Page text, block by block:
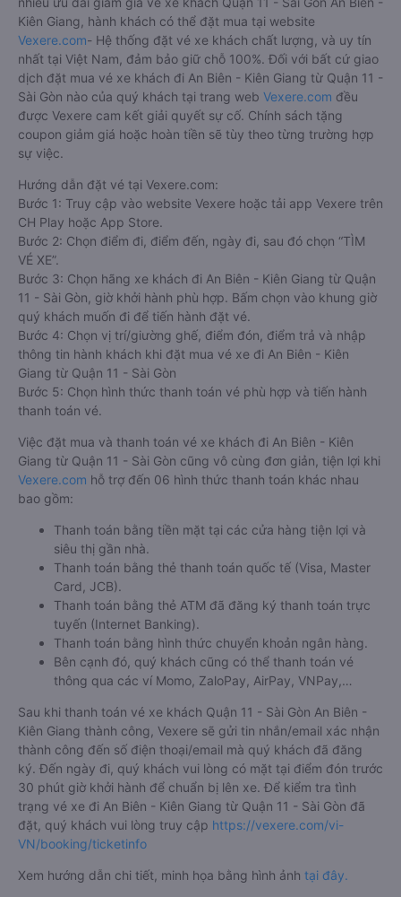
Kiên Giang, hành khách có thể đặt mua tại website
Vexere.com- Hệ thống đặt vé xe khách chất lượng, và uy tín
nhất tại Việt Nam, đảm bảo giữ chỗ 100%. Đối với bất cứ giao
dịch đặt mua vé xe khách đi An Biên - Kiên Giang từ Quận 11 -
Sài Gòn nào của quý khách tại trang web Vexere.com đều
được Vexere cam kết giải quyết sự cố. Chính sách tặng
coupon giảm giá hoặc hoàn tiền sẽ tùy theo từng trường hợp
sự việc.
Hướng dẫn đặt vé tại Vexere.com:
Bước 1: Truy cập vào website Vexere hoặc tải app Vexere trên
CH Play hoặc App Store.
Bước 2: Chọn điểm đi, điểm đến, ngày đi, sau đó chọn “TÌM
VÉ XE”.
Bước 3: Chọn hãng xe khách đi An Biên - Kiên Giang từ Quận
11 - Sài Gòn, giờ khởi hành phù hợp. Bấm chọn vào khung giờ
quý khách muốn đi để tiến hành đặt vé.
Bước 4: Chọn vị trí/giường ghế, điểm đón, điểm trả và nhập
thông tin hành khách khi đặt mua vé xe đi An Biên - Kiên
Giang từ Quận 11 - Sài Gòn
Bước 5: Chọn hình thức thanh toán vé phù hợp và tiến hành
thanh toán vé.
Việc đặt mua và thanh toán vé xe khách đi An Biên - Kiên
Giang từ Quận 11 - Sài Gòn cũng vô cùng đơn giản, tiện lợi khi
Vexere.com hỗ trợ đến 06 hình thức thanh toán khác nhau
bao gồm:
Thanh toán bằng tiền mặt tại các cửa hàng tiện lợi và
siêu thị gần nhà.
Thanh toán bằng thẻ thanh toán quốc tế (Visa, Master
Card, JCB).
Thanh toán bằng thẻ ATM đã đăng ký thanh toán trực
tuyến (Internet Banking).
Thanh toán bằng hình thức chuyển khoản ngân hàng.
Bên cạnh đó, quý khách cũng có thể thanh toán vé
thông qua các ví Momo, ZaloPay, AirPay, VNPay,…
Sau khi thanh toán vé xe khách Quận 11 - Sài Gòn An Biên -
Kiên Giang thành công, Vexere sẽ gửi tin nhắn/email xác nhận
thành công đến số điện thoại/email mà quý khách đã đăng
ký. Đến ngày đi, quý khách vui lòng có mặt tại điểm đón trước
30 phút giờ khởi hành để chuẩn bị lên xe. Để kiểm tra tình
trạng vé xe đi An Biên - Kiên Giang từ Quận 11 - Sài Gòn đã
đặt, quý khách vui lòng truy cập https://vexere.com/vi-
VN/booking/ticketinfo
Xem hướng dẫn chi tiết, minh họa bằng hình ảnh tại đây.